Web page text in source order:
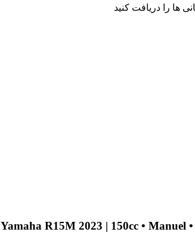
ها را دریافت کنید
Yamaha R15M 2023 | 150cc • Manuel